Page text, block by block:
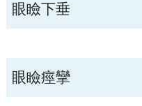
眼瞼下垂
眼瞼痙攣